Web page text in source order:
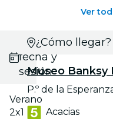
Ver
Selecciona
fecha y
sesión
Verano
2x1
¿Cómo llegar?
Museo Banksy
P.º de la
Acacias